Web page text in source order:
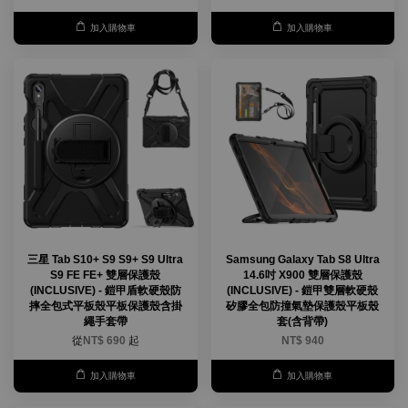
加入購物車 加入購物車
三星 Tab S10+ S9 S9+ S9 Ultra
S9 FE FE+ 雙層保護殼
(INCLUSIVE) - 鎧甲盾軟硬殼防
摔全包式平板殼平板保護殼含掛
繩手套帶
從 NT$ 690 起
加入購物車
Samsung Galaxy Tab S8 Ultra
14.6吋 X900 雙層保護殼
(INCLUSIVE) - 鎧甲雙層軟硬殼
矽膠全包防撞氣墊保護殼平板殼
套(含背帶)
NT$ 940
加入購物車